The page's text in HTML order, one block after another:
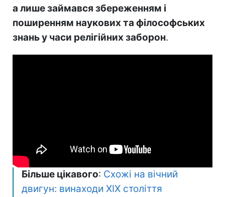
а лише займався збереженням і
поширенням наукових та філософських
знань у часи релігійних заборон.
Більше цікавого: Схожі на вічний
двигун: винаходи XIX століття